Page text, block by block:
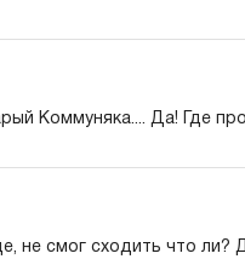
Коммуняка.... Да! Где
не смог сходить что